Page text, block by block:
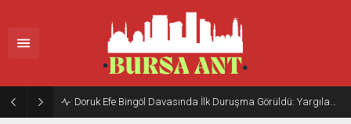
Doruk Efe Bingöl Davasında İlk Duruşma Görüldü: Yargılama 20 Ekim 2026’ya Ertelendi